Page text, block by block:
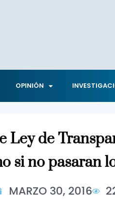
OPINIÓN
Ley de
si no pasaran
MARZO 30, 2016